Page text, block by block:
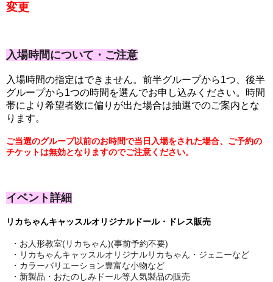
変更
入場時間について・ご注意
入場時間の指定はできません。前半グループから1つ、後半
グループから1つの時間を選んでお申し込みください。時間
帯により希望者数に偏りが出た場合は抽選でのご案内とな
ります。
ご当選のグループ以前のお時間で当日入場をされた場合、ご予約の
チケットは無効となりますのでご注意ください。
イベント詳細
リカちゃんキャッスルオリジナルドール・ドレス販売
・お人形教室(リカちゃん)(事前予約不要)
・リカちゃんキャッスルオリジナルリカちゃん・ジ ェ ニーなど
・カラーバリエーション豊富な小物など
・新製品・おたのしみドール等人気製品の販売